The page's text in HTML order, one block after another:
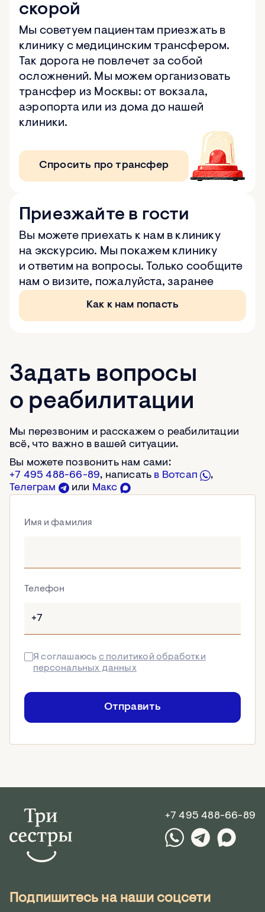
скорой
Мы советуем пациентам приезжать в
клинику с медицинским трансфером.
Так дорога не повлечет за собой
осложнений. Мы можем организовать
трансфер из Москвы: от вокзала,
аэропорта или из дома до нашей
клиники.
Спросить про трансфер
Приезжайте в гости
Вы можете приехать к нам в клинику
на экскурсию. Мы покажем клинику
и ответим на вопросы. Только сообщите
нам о визите, пожалуйста, заранее
Как к нам попасть
Задать вопросы
о реабилитации
Имя и фамилия
Телефон
Я соглашаюсь с политикой обработки
персональных данных
Отправить
Мы перезвоним и расскажем о реабилитации
всё, что важно в вашей ситуации.
Вы можете позвонить нам сами:
+7 495 488-66-89, написать в Вотсап
,
Телеграм
или Макс
+7 495 488-66-89
Подпишитесь на наши соцсети